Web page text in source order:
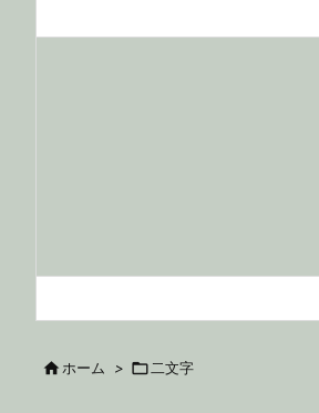
 ホーム >  二文字